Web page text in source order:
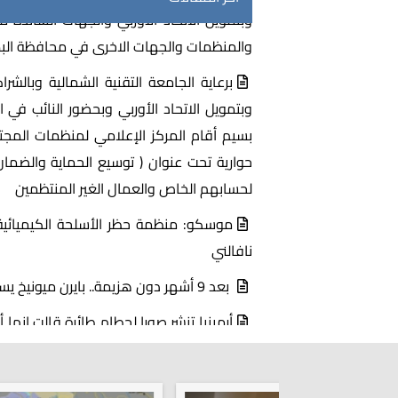
برعاية الجامعة التقنية الشمالية
وبتمويل الاتحاد الأوربي وبحضور النائب في
بسيم أقام المركز الإعلامي لمنظمات
حوارية تحت عنوان ( توسيع الحماية
لحسابهم الخاص والعمال الغير المنتظمين
موسكو: منظمة حظر الأسلحة
نافالني
بعد 9 أشهر دون هزيمة.. بايرن ميونيخ يسقط برباعية مذلة
أرمينيا تنشر صورا لحطام طائرة قالت
وأذربيجان تقدم روايتها
بعد إعلان الحرب بين أرمينيا